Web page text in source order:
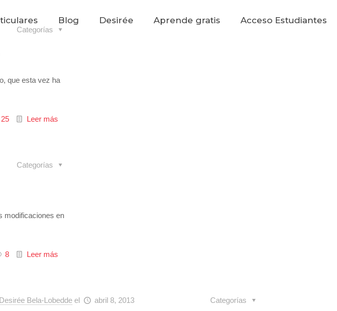
Blog Desirée Aprende gratis Acceso Estudiantes
Categorías
que esta vez ha
25 Leer más
Categorías
modificaciones en
8 Leer más
Desirée Bela-Lobedde el abril 8, 2013 Categorías